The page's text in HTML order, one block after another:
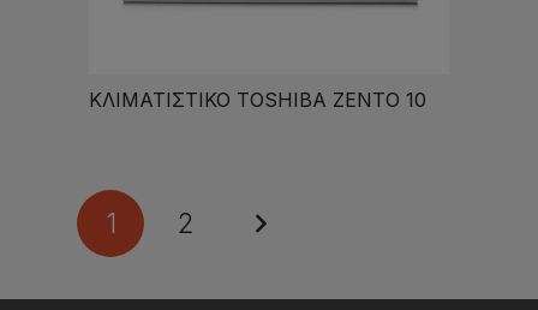
ΚΛΙΜΑΤΙΣΤΙΚΟ TOSHIBA ZENTO 10
1 2